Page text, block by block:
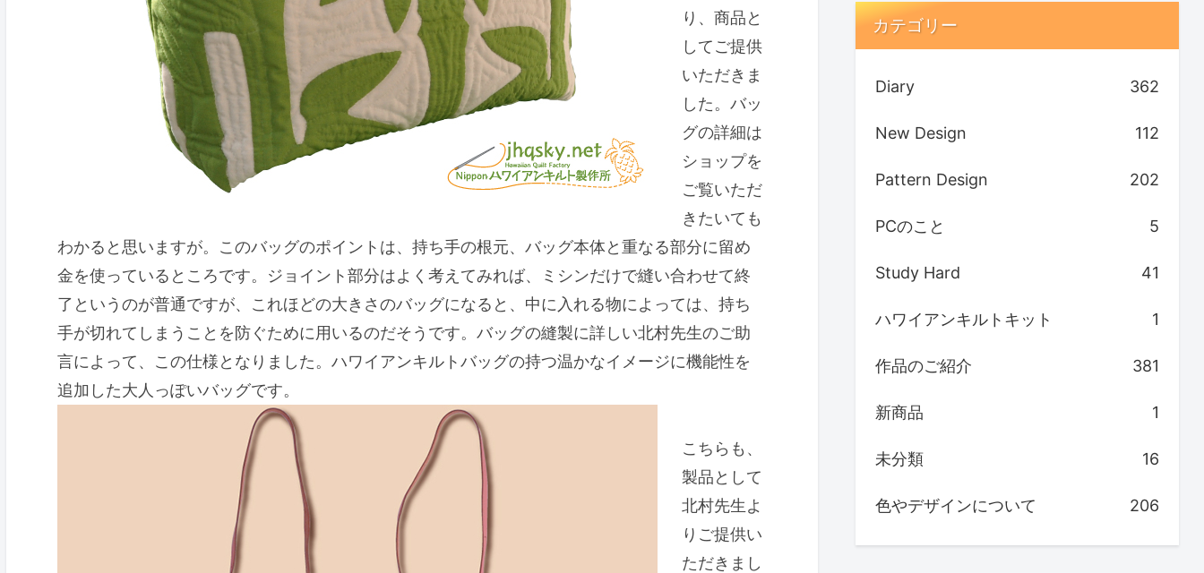
り、商品と
してご提供
いただきま
した。バッ
グの詳細は
ショップを
ご覧いただ
きたいても
わかると思いますが。このバッグのポイントは、持ち手の根元、バッグ本体と重なる部分に留め
金を使っているところです。ジョイント部分はよく考えてみれば、ミシンだけで縫い合わせて終
了というのが普通ですが、これほどの大きさのバッグになると、中に入れる物によっては、持ち
手が切れてしまうことを防ぐために用いるのだそうです。バッグの縫製に詳しい北村先生のご助
言によって、この仕様となりました。ハワイアンキルトバッグの持つ温かなイメージに機能性を
追加した大人っぽいバッグです。
こちらも、
製品として
北村先生よ
りご提供い
ただきまし
カテゴリー
Diary 362
New Design 112
Pattern Design 202
PCのこと 5
Study Hard 41
ハワイアンキルトキット 1
作品のご紹介 381
新商品 1
未分類 16
色やデザインについて 206